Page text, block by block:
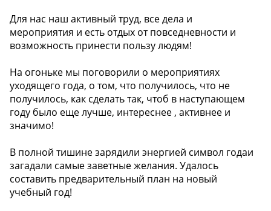
Для нас наш активный труд, все дела и
мероприятия и есть отдых от повседневности и
возможность принести пользу людям!
На огоньке мы поговорили о мероприятиях
уходящего года, о том, что получилось, что не
получилось, как сделать так, чтоб в наступающем
году было еще лучше, интереснее , активнее и
значимо!
В полной тишине зарядили энергией символ годаи
загадали самые заветные желания. Удалось
составить предварительный план на новый
учебный год!